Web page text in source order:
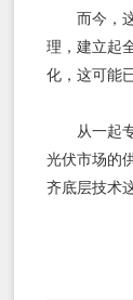
而今，
理，建立起
化，这可能
从一起
光伏市场的
齐底层技术